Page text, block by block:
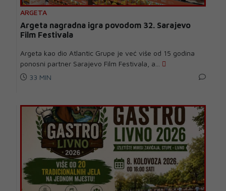
ARGETA
Argeta nagradna igra povodom 32. Sarajevo
Film Festivala
Argeta kao dio Atlantic Grupe je već više od 15 godina
ponosni partner Sarajevo Film Festivala, a...
33 MIN